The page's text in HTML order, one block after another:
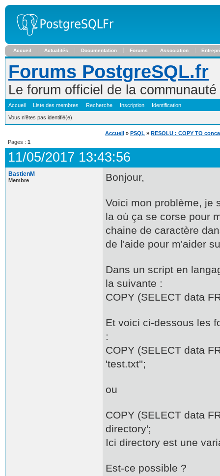
Accueil Actualités Documentation Forums Association
Forums PostgreSQL.fr
Le forum officiel de la
Accueil Liste des membres Recherche Inscription Identification
Vous n'êtes pas identifié(e).
Accueil » PSQL » RESOLU : COPY TO
Pages : 1
11/05/2017 13:43:56
BastienM
Membre Bonjour,
Voici mon problème, je
la où ça se corse pour
chaine de caractère
de l'aide pour m'aider
Dans un script en
la suivante :
COPY (SELECT data
Et voici ci-dessous les
:
COPY (SELECT data
'test.txt'';
ou
COPY (SELECT data
directory';
Ici directory est une
Est-ce possible ?